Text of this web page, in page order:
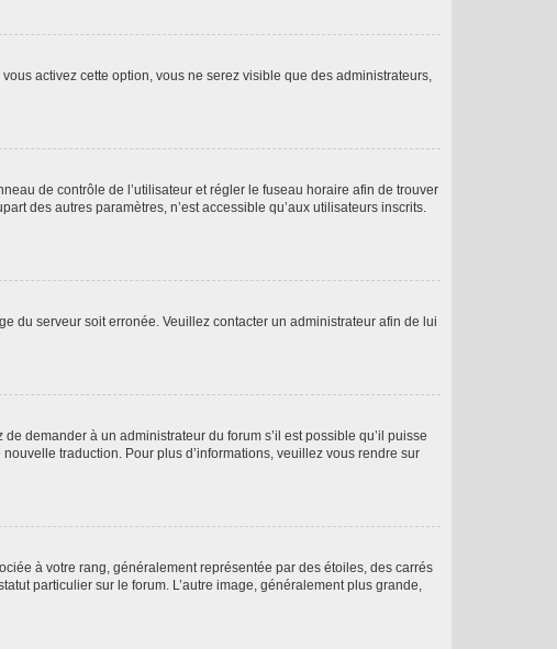
activez cette option, vous ne serez visible que des administrateurs,
de contrôle de l’utilisateur et régler le fuseau horaire afin de trouver
des autres paramètres, n’est accessible qu’aux utilisateurs inscrits.
du serveur soit erronée. Veuillez contacter un administrateur afin de lui
demander à un administrateur du forum s’il est possible qu’il puisse
traduction. Pour plus d’informations, veuillez vous rendre sur
à votre rang, généralement représentée par des étoiles, des carrés
particulier sur le forum. L’autre image, généralement plus grande,